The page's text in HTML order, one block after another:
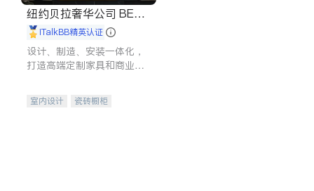
纽约贝拉奢华公司 BELL
A LUXE
iTalkBB精英认证
设计、制造、安装一体化，
打造高端定制家具和商业空
室内设计
瓷砖橱柜